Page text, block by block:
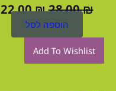
28.00₪
22.00₪
הוספה לסל
Add To Wishlist